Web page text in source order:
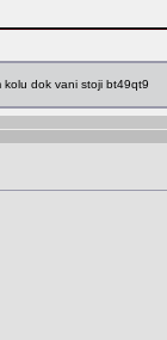
dok vani stoji bt49qt9